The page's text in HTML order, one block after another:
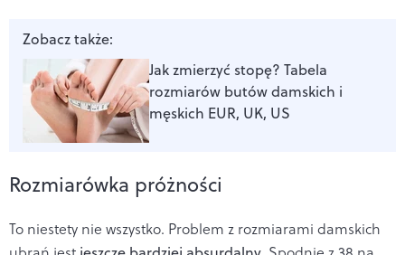
Zobacz także:
Jak zmierzyć stopę? Tabela
rozmiarów butów damskich i
męskich EUR, UK, US
Rozmiarówka próżności
To niestety nie wszystko. Problem z rozmiarami damskich